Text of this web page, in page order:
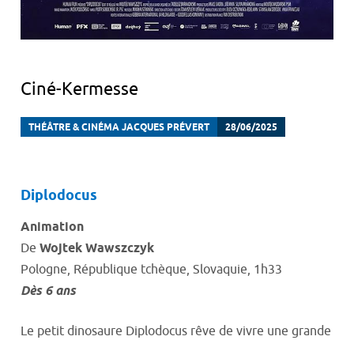
Ciné-Kermesse
THÉÂTRE & CINÉMA JACQUES PRÉVERT 28/06/2025
Diplodocus
Animation
De Wojtek Wawszczyk
Pologne, République tchèque, Slovaquie, 1h33
Dès 6 ans
Le petit dinosaure Diplodocus rêve de vivre une grande